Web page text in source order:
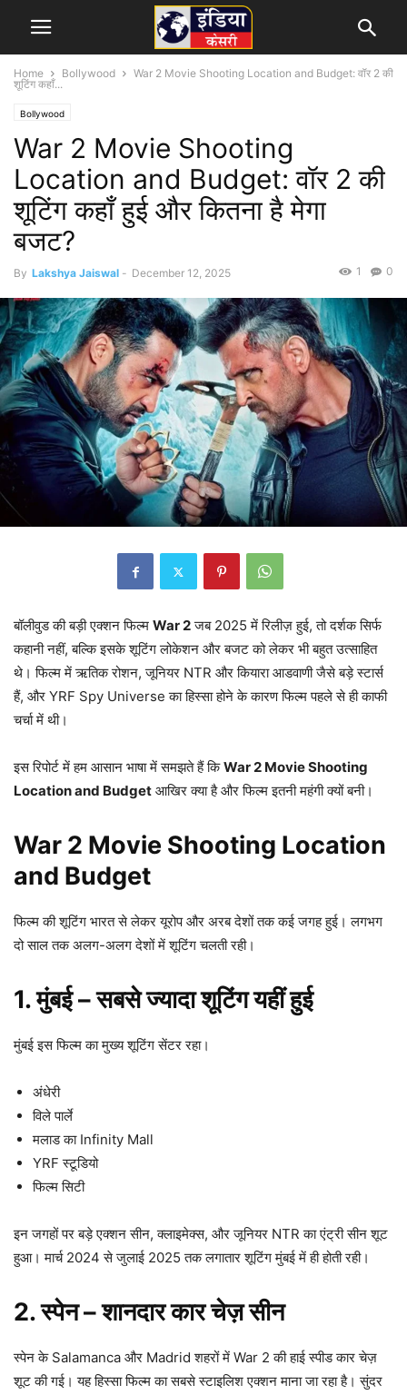
Home Bollywood
War 2 Movie Shooting Location and Budget: वॉर 2 की
शूटिंग कहाँ...
Bollywood
War 2 Movie Shooting
Location and Budget: वॉर 2 की
शूटिंग कहाँ हुई और कितना है मेगा
बजट?
By Lakshya Jaiswal - December 12, 2025 0
1
बॉलीवुड की बड़ी एक्शन फिल्म War 2जब 2025 में रिलीज़ हुई, तो दर्शक सिर्फ
कहानी नहीं, बल्कि इसके शूटिंग लोकेशन और बजट को लेकर भी बहुत उत्साहित
थे। फिल्म में ऋतिक रोशन, जूनियर NTR और कियारा आडवाणी जैसे बड़े स्टार्स
हैं, और YRF Spy Universe का हिस्सा होने के कारण फिल्म पहले से ही काफी
चर्चा में थी।
इस रिपोर्ट में हम आसान भाषा में समझते हैं किWar 2 Movie Shooting
Location and Budget आखिर क्या है और फिल्म इतनी महंगी क्यों बनी।
War 2 Movie Shooting Location
and Budget
फिल्म की शूटिंग भारत से लेकर यूरोप और अरब देशों तक कई जगह हुई। लगभग
दो साल तक अलग-अलग देशों में शूटिंग चलती रही।
1. मुंबई – सबसे ज्यादा शूटिंग यहीं हुई
मुंबई इस फिल्म का मुख्य शूटिंग सेंटर रहा।
अंधेरी
विले पार्ले
मलाड का Infinity Mall
YRF स्टूडियो
फिल्म सिटी
इन जगहों पर बड़े एक्शन सीन, क्लाइमेक्स, और जूनियर NTR का एंट्री सीन शूट
हुआ। मार्च 2024 से जुलाई 2025 तक लगातार शूटिंग मुंबई में ही होती रही।
2. स्पेन – शानदार कार चेज़ सीन
स्पेन के Salamanca और Madrid शहरों में War 2 की हाई स्पीड कार चेज़
शूट की गई। यह हिस्सा फिल्म का सबसे स्टाइलिश एक्शन माना जा रहा है। सुंदर